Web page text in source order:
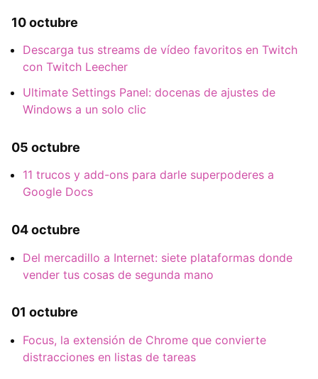
10 octubre
Descarga tus streams de vídeo favoritos en Twitch
con Twitch Leecher
Ultimate Settings Panel: docenas de ajustes de
Windows a un solo clic
05 octubre
11 trucos y add-ons para darle superpoderes a
Google Docs
04 octubre
Del mercadillo a Internet: siete plataformas donde
vender tus cosas de segunda mano
01 octubre
Focus, la extensión de Chrome que convierte
distracciones en listas de tareas